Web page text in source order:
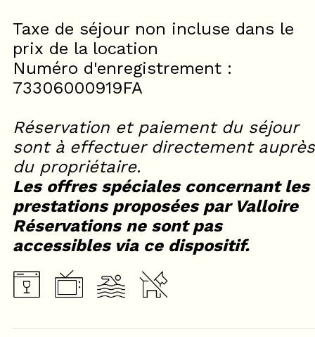
Taxe de séjour non incluse dans le
prix de la location
Numéro d'enregistrement :
73306000919FA
Réservation et paiement du séjour
sont à effectuer directement auprès
du propriétaire.
Les offres spéciales concernant les
prestations proposées par Valloire
Réservations ne sont pas
accessibles via ce dispositif.